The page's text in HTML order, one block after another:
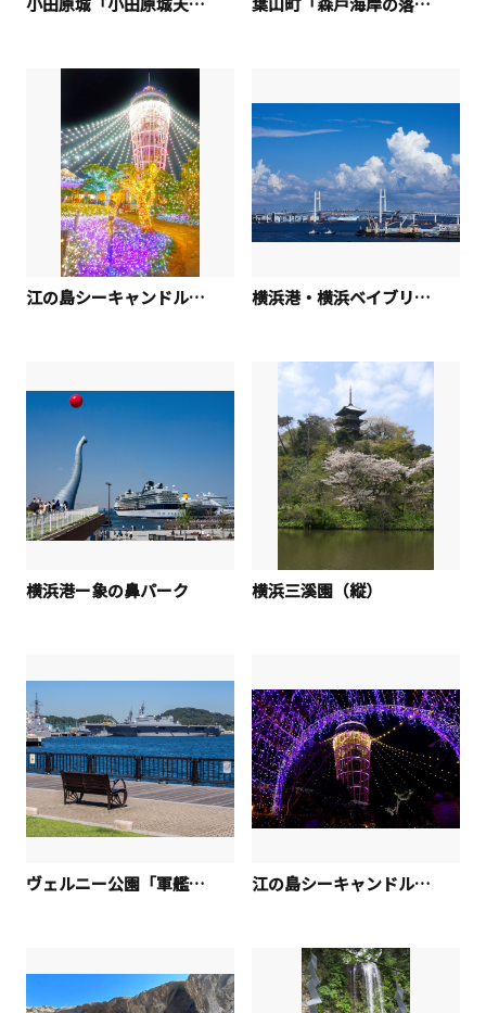
江の島シーキャンドル「The year-end」 横浜港・横浜ベイブリッジ「横浜港ーベイブリッジと入道雲」
横浜港ー象の鼻パーク 横浜三溪園（縦）
ヴェルニー公園「軍艦ウォッチ」 江の島シーキャンドル「パープルライトに輝いて」